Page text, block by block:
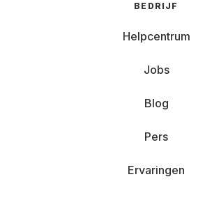
BEDRIJF
Helpcentrum
Jobs
Blog
Pers
Ervaringen